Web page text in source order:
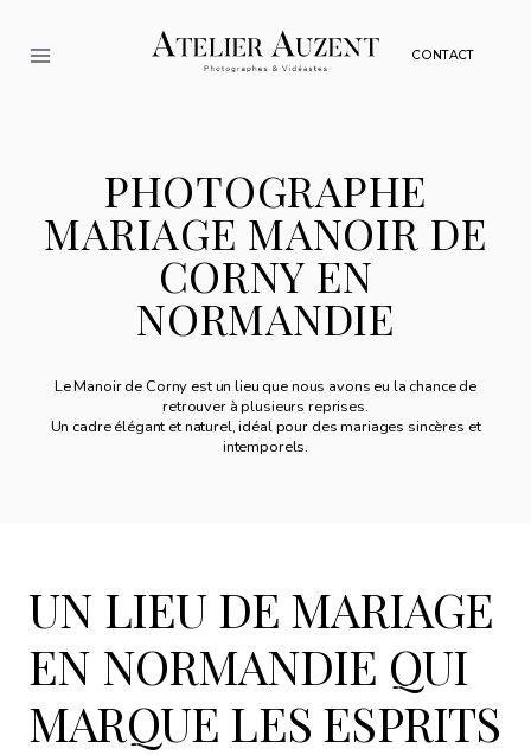
contenu
CONTACT
PHOTOGRAPHE
MARIAGE MANOIR DE
CORNY EN
NORMANDIE
Le Manoir de Corny est un lieu que nous avons eu la chance de
retrouver à plusieurs reprises.
Un cadre élégant et naturel, idéal pour des mariages sincères et
intemporels.
UN LIEU DE MARIAGE
EN NORMANDIE QUI
MARQUE LES ESPRITS